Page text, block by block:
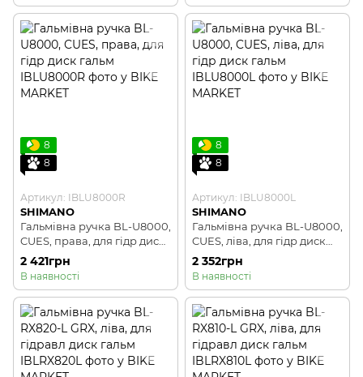
8
8
Артикул: IBLU8000R
SHIMANO
Гальмівна ручка BL-U8000,
CUES, права, для гідр диск
гальм
2 421грн
В наявності
8
8
Артикул: IBLU8000L
SHIMANO
Гальмівна ручка BL-U8000,
CUES, ліва, для гідр диск
гальм
2 352грн
В наявності